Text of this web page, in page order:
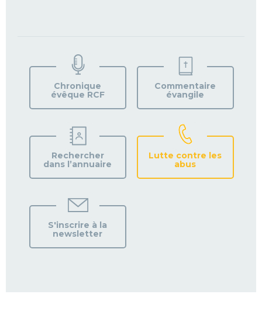
VOTRE
PAROISSE
Chronique
évêque RCF
Commentaire
évangile
Rechercher
dans l’annuaire
Lutte contre les
abus
S'inscrire à la
newsletter